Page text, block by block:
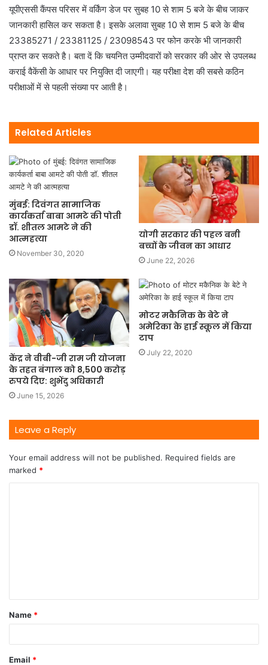
यूपीएससी कैंपस परिसर में वर्किंग डेज पर सुबह 10 से शाम 5 बजे के बीच जाकर
जानकारी हासिल कर सकता है। इसके अलावा सुबह 10 से शाम 5 बजे के बीच
23385271 / 23381125 / 23098543 पर फोन करके भी जानकारी
प्राप्त कर सकते है। बता दें कि चयनित उम्मीदवारों को सरकार की ओर से उपलब्ध
कराई वैकेंसी के आधार पर नियुक्ति दी जाएगी। यह परीक्षा देश की सबसे कठिन
परीक्षाओं में से पहली संख्या पर आती है।
Related Articles
मुंबई: दिवंगत सामाजिक
कार्यकर्ता बाबा आमटे की पोती
डॉ. शीतल आमटे ने की
आत्महत्या
November 30, 2020
योगी सरकार की पहल बनी
बच्चों के जीवन का आधार
June 22, 2026
केंद्र ने वीबी-जी राम जी योजना
के तहत बंगाल को 8,500 करोड़
रुपये दिए: शुभेंदु अधिकारी
June 15, 2026
मोटर मकैनिक के बेटे ने
अमेरिका के हाई स्कूल में किया
टाप
July 22, 2020
Leave a Reply
Your email address will not be published. Required fields are
marked *
Name *
Email *